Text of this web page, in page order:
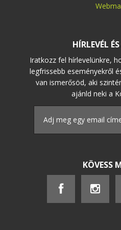
HÍRLEVÉL
Iratkozz fel hírlevelünkre,
legfrissebb eseményekről
van ismerősöd, aki
ajánld neki a
KÖVESS